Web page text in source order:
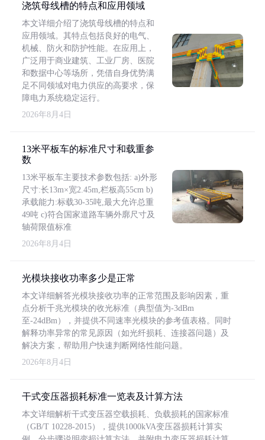
浇筑母线槽的特点和应用领域
本文详细介绍了浇筑母线槽的特点和
应用领域。其特点包括良好的电气、
机械、防火和防护性能。在应用上，
广泛用于商业建筑、工业厂房、医院
和数据中心等场所，凭借自身优势满
足不同领域对电力供应的高要求，保
障电力系统稳定运行。
2026年8月4日
13米平板车的标准尺寸和载重参
数
13米平板车主要技术参数包括: a)外形
尺寸:长13m×宽2.45m,栏板高55cm b)
承载能力:标载30-35吨,最大允许总重
49吨 c)符合国家道路车辆外廓尺寸及
轴荷限值标准
2026年8月4日
光模块接收功率多少是正常
本文详细解答光模块接收功率的正常范围及影响因素，重
点分析千兆光模块的收光标准（典型值为-3dBm
至-24dBm），并提供不同速率光模块的参考值表格。同时
解释功率异常的常见原因（如光纤损耗、连接器问题）及
解决方案，帮助用户快速判断网络性能问题。
2026年8月4日
干式变压器损耗标准一览表及计算方法
本文详细解析干式变压器空载损耗、负载损耗的国家标准
（GB/T 10228-2015），提供1000kVA变压器损耗计算实